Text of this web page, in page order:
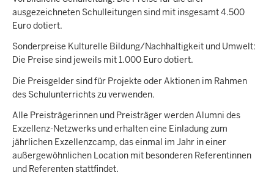
ausgezeichneten Schulleitungen sind mit insgesamt 4.500
Euro dotiert.
Sonderpreise Kulturelle Bildung/Nachhaltigkeit und Umwelt:
Die Preise sind jeweils mit 1.000 Euro dotiert.
Die Preisgelder sind für Projekte oder Aktionen im Rahmen
des Schulunterrichts zu verwenden.
Alle Preisträgerinnen und Preisträger werden Alumni des
Exzellenz-Netzwerks und erhalten eine Einladung zum
jährlichen Exzellenzcamp, das einmal im Jahr in einer
außergewöhnlichen Location mit besonderen Referentinnen
und Referenten stattfindet.